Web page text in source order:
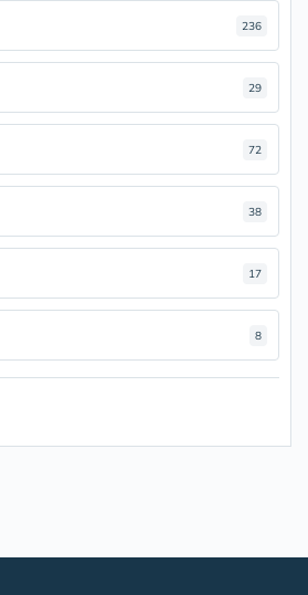
236
29
72
38
17
8